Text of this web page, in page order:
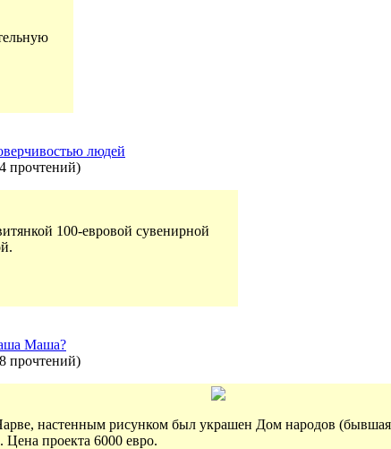
людей
прочтений)
100-евровой сувенирной
Маша?
прочтений)
настенным рисунком был украшен Дом народов
проекта 6000 евро.